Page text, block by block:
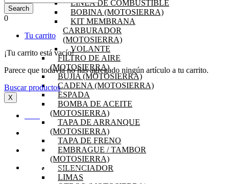
LINEA DE COMBUSTIBLE
BOBINA (MOTOSIERRA)
KIT MEMBRANA
CARBURADOR
(MOTOSIERRA)
VOLANTE
FILTRO DE AIRE
(MOTOSIERRA)
BUJIA (MOTOSIERRA)
CADENA (MOTOSIERRA)
ESPADA
BOMBA DE ACEITE
(MOTOSIERRA)
TAPA DE ARRANQUE
(MOTOSIERRA)
TAPA DE FRENO
EMBRAGUE / TAMBOR
(MOTOSIERRA)
SILENCIADOR
LIMAS
0
Tu carrito
¡Tu carrito está vacío!
Parece que todavía no has agregado ningún artículo a tu carrito.
Buscar productos
X
PRODUCTOS
PREGUNTAS FRECUENTES